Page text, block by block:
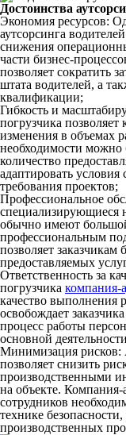
Достоинства
Экономия ресурсов:
аутсорсинга
снижения
части бизнес-
позволяет сократить
штата водителей, а
квалификации;
Гибкость и
погрузчика
изменения в объемах
необходимости можно
количество
адаптировать условия
требования проектов;
Профессиональное
специализирующиеся
обычно имеют
профессиональным
позволяет
предоставляемых
Ответственность за
погрузчика компания-
качество выполнения
освобождает
процесс работы
основной
Минимизация рисков:
позволяет снизить
производственными
на объекте. Компания-
сотрудников
технике
производственных